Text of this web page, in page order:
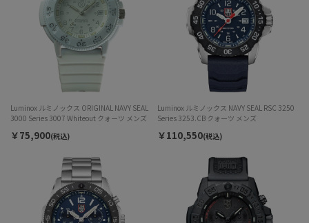
Luminox ルミノックス ORIGINAL NAVY SEAL
3000 Series 3007 Whiteout クォーツ メンズ
￥75,900(税込)
Luminox ルミノックス NAVY SEAL RSC 3250
Series 3253.CB クォーツ メンズ
￥110,550(税込)